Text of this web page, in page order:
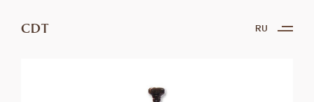
CDT RU